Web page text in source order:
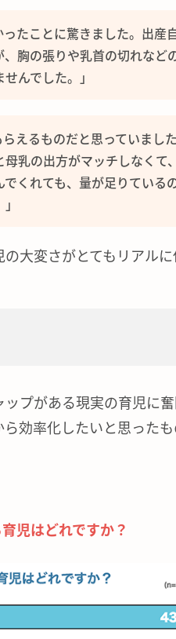
ったことに驚きました。出産
胸の張りや乳首の切れなど
んでした。」
らえるものだと思っていました
乳の出方がマッチしなくて、
くれても、量が足りている
大変さがとてもリアル
プがある現実の育児に
効率化したいと思った
児はどれですか？